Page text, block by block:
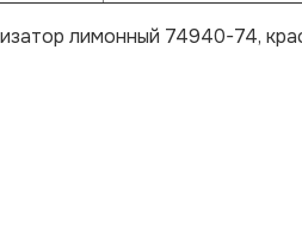
лимонный 74940-74,